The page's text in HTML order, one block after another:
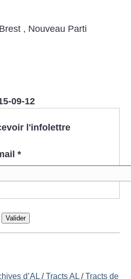
, Nouveau Parti
09-12
l'infolettre
*
Valider
d’AL/Tracts AL/Tracts de